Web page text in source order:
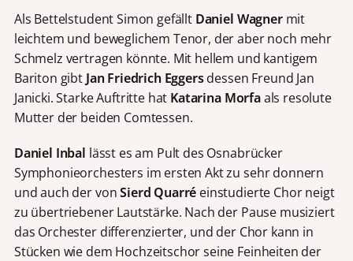
Als Bettelstudent Simon gefällt Daniel Wagnermit
leichtem und beweglichem Tenor, der aber noch mehr
Schmelz vertragen könnte. Mit hellem und kantigem
Bariton gibt Jan Friedrich Eggersdessen Freund Jan
Janicki. Starke Auftritte hat Katarina Morfaals resolute
Mutter der beiden Comtessen.
Daniel Inbal lässt es am Pult des Osnabrücker
Symphonieorchesters im ersten Akt zu sehr donnern
und auch der vonSierd Quarré einstudierte Chor neigt
zu übertriebener Lautstärke. Nach der Pause musiziert
das Orchester differenzierter, und der Chor kann in
Stücken wie dem Hochzeitschor seine Feinheiten der